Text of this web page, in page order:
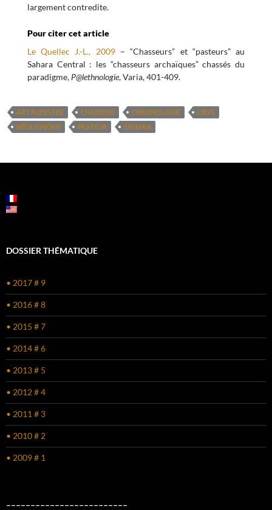
largement contredite.
Pour citer cet article
Le Quellec J.-L., 2009 – “Chasseurs” et “pasteurs” au
Sahara Central : les “chasseurs archaïques” chassés du
paradigme, P@lethnologie, Varia, 401-409.
ART RUPESTRE CHASSEUR CHRONOLOGIE
LIBYE
NÉOLITHIQUE
PASTEUR SAHARA
DOSSIER THÉMATIQUE
• 2017 # 9
• 2016 # 8
• 2015 # 7
• 2014 # 6
• 2013 # 5
• 2012 # 4
• 2011 # 3
• 2010 # 2
• 2009 # 1
–––––––––––––––––––––––––